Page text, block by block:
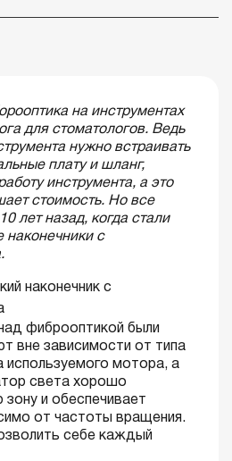
на инструментах
для стоматологов. Ведь
нужно встраивать
плату и шланг,
инструмента, а это
стоимость. Но все
лет назад, когда стали
наконечники с
фиброоптикой были
вне зависимости от типа
используемого мотора, а
света хорошо
и обеспечивает
от частоты вращения.
себе каждый